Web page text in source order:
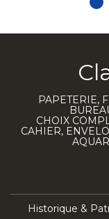
PAPETERIE,
CHOIX
CAHIER,
Historique &